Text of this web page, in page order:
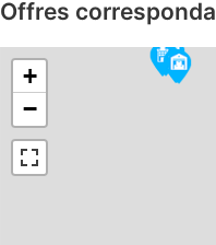
Offres
+
−